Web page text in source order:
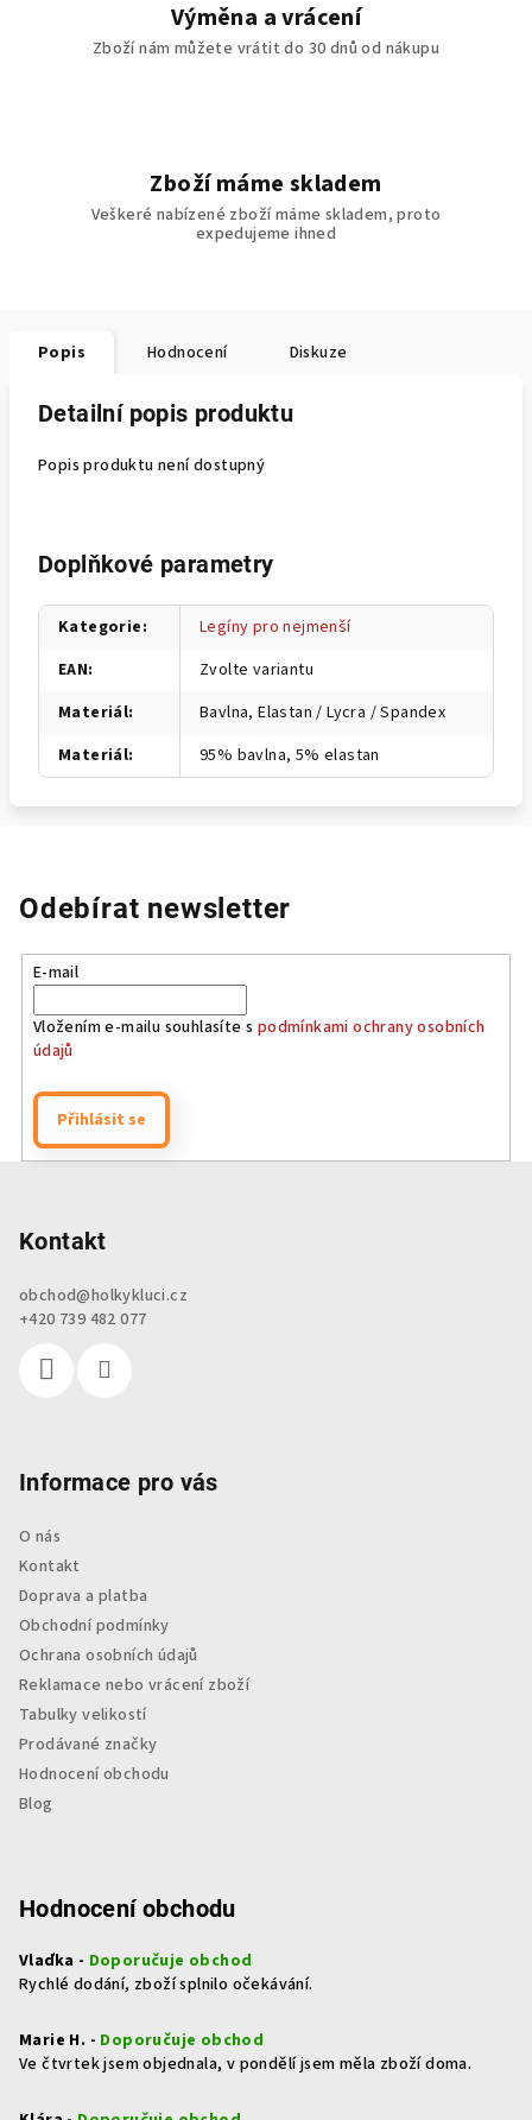
Výměna a vrácení
Zboží nám můžete vrátit do 30 dnů od nákupu
Zboží máme skladem
Veškeré nabízené zboží máme skladem, proto
expedujeme ihned
Popis Hodnocení Diskuze
Detailní popis produktu
Popis produktu není dostupný
Doplňkové parametry
Kategorie:
Legíny pro nejmenší
EAN:
Zvolte variantu
Materiál:
Bavlna, Elastan / Lycra / Spandex
Materiál: 95% bavlna, 5% elastan
Odebírat newsletter
E-mail
Vložením e-mailu souhlasíte s podmínkami ochrany osobních
údajů
Přihlásit se
Kontakt
obchod@holkykluci.cz
+420 739 482 077
Informace pro vás
O nás
Kontakt
Doprava a platba
Obchodní podmínky
Ochrana osobních údajů
Reklamace nebo vrácení zboží
Tabulky velikostí
Prodávané značky
Hodnocení obchodu
Blog
Hodnocení obchodu
Vlaďka - Doporučuje obchod
Rychlé dodání, zboží splnilo očekávání.
Marie H. - Doporučuje obchod
Ve čtvrtek jsem objednala, v pondělí jsem měla zboží doma.